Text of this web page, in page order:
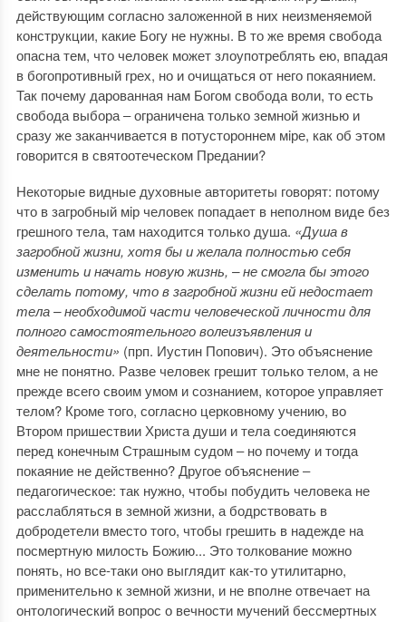
действующим согласно заложенной в них неизменяемой
конструкции, какие Богу не нужны. В то же время свобода
опасна тем, что человек может злоупотреблять ею, впадая
в богопротивный грех, но и очищаться от него покаянием.
Так почему дарованная нам Богом свобода воли, то есть
свобода выбора ‒ ограничена только земной жизнью и
сразу же заканчивается в потустороннем мiре, как об этом
говорится в святоотеческом Предании?
Некоторые видные духовные авторитеты говорят: потому
что в загробный мiр человек попадает в неполном виде без
грешного тела, там находится только душа. «Душа в
загробной жизни, хотя бы и желала полностью себя
изменить и начать новую жизнь, – не смогла бы этого
сделать потому, что в загробной жизни ей недостает
тела – необходимой части человеческой личности для
полного самостоятельного волеизъявления и
деятельности» (прп. Иустин Попович). Это объяснение
мне не понятно. Разве человек грешит только телом, а не
прежде всего своим умом и сознанием, которое управляет
телом? Кроме того, согласно церковному учению, во
Втором пришествии Христа души и тела соединяются
перед конечным Страшным судом ‒ но почему и тогда
покаяние не действенно? Другое объяснение ‒
педагогическое: так нужно, чтобы побудить человека не
расслабляться в земной жизни, а бодрствовать в
добродетели вместо того, чтобы грешить в надежде на
посмертную милость Божию... Это толкование можно
понять, но все-таки оно выглядит как-то утилитарно,
применительно к земной жизни, и не вполне отвечает на
онтологический вопрос о вечности мучений бессмертных